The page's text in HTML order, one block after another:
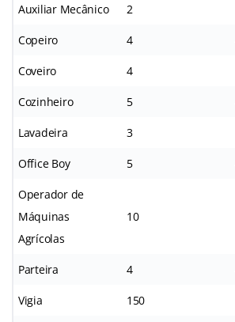
Auxiliar Mecânico 2
Copeiro 4
Coveiro 4
Cozinheiro 5
Lavadeira 3
Office Boy 5
Operador de
Máquinas
Agrícolas
10
Parteira 4
Vigia 150